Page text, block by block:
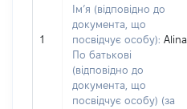
1
Ім’я (відповідно до
документа, що
посвідчує особу): Alina
По батькові
(відповідно до
документа, що
посвідчує особу) (за